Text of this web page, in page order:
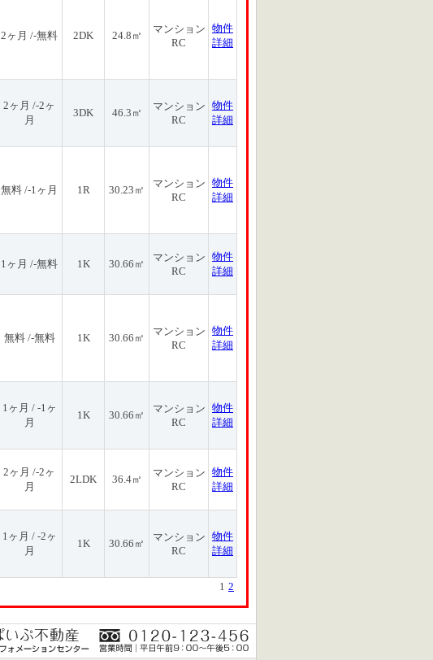
2ヶ月 /-無料 2DK 24.8㎡
マンション
RC
物件
詳細
2ヶ月 /-2ヶ
月
3DK 46.3㎡
マンション
RC
物件
詳細
無料 /-1ヶ月 1R 30.23㎡
マンション
RC
物件
詳細
1ヶ月 /-無料 1K 30.66㎡
マンション
RC
物件
詳細
無料 /-無料 1K 30.66㎡
マンション
RC
物件
詳細
1ヶ月 / -1ヶ
月
1K 30.66㎡
マンション
RC
物件
詳細
2ヶ月 /-2ヶ
月
2LDK 36.4㎡
マンション
RC
物件
詳細
1ヶ月 / -2ヶ
月
1K 30.66㎡
マンション
RC
物件
詳細
1 2